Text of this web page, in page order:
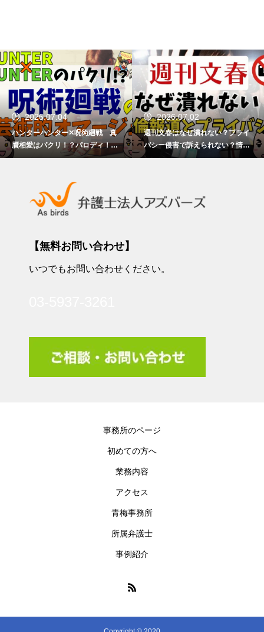
2026.07.02
週刊文春はなぜ潰れない？プライ
バシー侵害で訴えられない？情報
提供者の責任は？
2026.07.01
【プロ野球・甲子園】応援歌を球
場で演奏…著作権、著作者人格権
を侵害しない？
【無料お問い合わせ】
いつでもお問い合わせください。
事務所のページ
初めての方へ
業務内容
アクセス
青梅事務所
所属弁護士
事例紹介